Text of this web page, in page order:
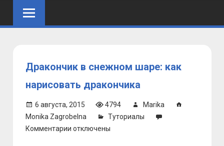
Дракончик в снежном шаре: как
нарисовать дракончика
6 августа, 2015 4794
Marika
Monika Zagrobelna
Туториалы
Комментарии котключены